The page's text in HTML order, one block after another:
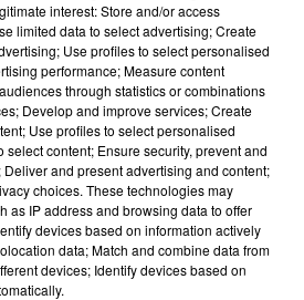
manutentionnaire (H/F). Au sein
vous effectuez le
de colis de poids différents, le
et le tri en fonction des destinations.
milieu frigorifique, ces missions
respectant les règles de sécurité et
pouvez être amené à porter des
interest: Store and/or access
limited data to select advertising; Create
Use profiles to select personalised
performance; Measure content
through statistics or combinations
Develop and improve services; Create
Use profiles to select personalised
select content; Ensure security, prevent and
and present advertising and content;
choices. These technologies may
as IP address and browsing data to offer
devices based on information actively
data; Match and combine data from
devices; Identify devices based on